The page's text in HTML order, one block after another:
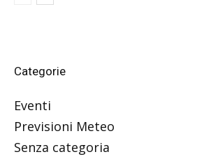
Categorie
Eventi
Previsioni Meteo
Senza categoria